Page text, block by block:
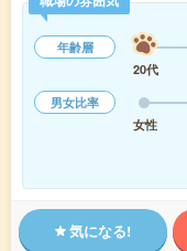
年齢層
20代
男女比率
女性
気になる!